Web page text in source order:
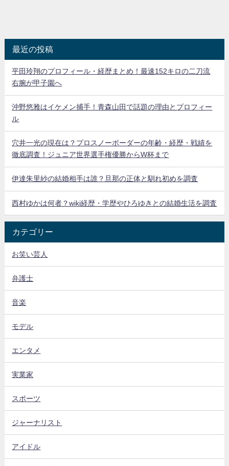
最近の投稿
平田玲翔のプロフィール・経歴まとめ！最速152キロの二刀流
右腕が甲子園へ
沖野悠雅はイケメン捕手！青森山田で話題の理由とプロフィー
ル
穴井一光の現在は？プロスノーボーダーの年齢・経歴・戦績を
徹底調査！ジュニア世界選手権優勝からW杯まで
伊達朱里紗の結婚相手は誰？旦那の正体と馴れ初めを調査
西村ゆかは何者？wiki経歴・学歴やひろゆきとの結婚生活を調査
カテゴリー
お笑い芸人
弁護士
音楽
モデル
エンタメ
実業家
スポーツ
ジャーナリスト
アイドル